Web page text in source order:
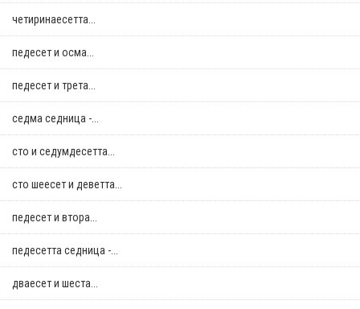
четиринаесетта...
педесет и осма...
педесет и трета...
седма седница -...
сто и седумдесетта...
сто шеесет и деветта...
педесет и втора...
педесетта седница -...
дваесет и шеста...